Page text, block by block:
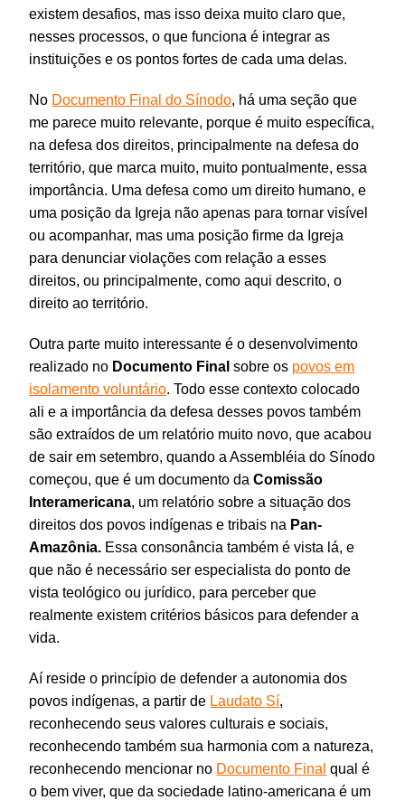
existem desafios, mas isso deixa muito claro que,
nesses processos, o que funciona é integrar as
instituições e os pontos fortes de cada uma delas.
No Documento Final do Sínodo, há uma seção que
me parece muito relevante, porque é muito específica,
na defesa dos direitos, principalmente na defesa do
território, que marca muito, muito pontualmente, essa
importância. Uma defesa como um direito humano, e
uma posição da Igreja não apenas para tornar visível
ou acompanhar, mas uma posição firme da Igreja
para denunciar violações com relação a esses
direitos, ou principalmente, como aqui descrito, o
direito ao território.
Outra parte muito interessante é o desenvolvimento
realizado no Documento Final sobre os povos em
isolamento voluntário. Todo esse contexto colocado
ali e a importância da defesa desses povos também
são extraídos de um relatório muito novo, que acabou
de sair em setembro, quando a Assembléia do Sínodo
começou, que é um documento daComissão
Interamericana, um relatório sobre a situação dos
direitos dos povos indígenas e tribais na Pan-
Amazônia. Essa consonância também é vista lá, e
que não é necessário ser especialista do ponto de
vista teológico ou jurídico, para perceber que
realmente existem critérios básicos para defender a
vida.
Aí reside o princípio de defender a autonomia dos
povos indígenas, a partir de Laudato Sí,
reconhecendo seus valores culturais e sociais,
reconhecendo também sua harmonia com a natureza,
reconhecendo mencionar no Documento Final qual é
o bem viver, que da sociedade latino-americana é um